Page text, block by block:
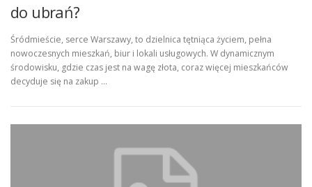
do ubrań?
Śródmieście, serce Warszawy, to dzielnica tętniąca życiem, pełna
nowoczesnych mieszkań, biur i lokali usługowych. W dynamicznym
środowisku, gdzie czas jest na wagę złota, coraz więcej mieszkańców
decyduje się na zakup …